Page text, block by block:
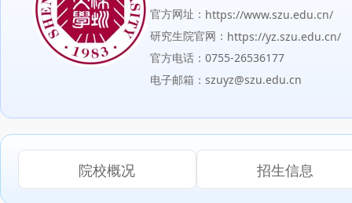
官方网址： https://www.szu.edu.cn/
研究生院官网： https://yz.szu.edu.cn/
官方电话：0755-26536177
电子邮箱：szuyz@szu.edu.cn
院校概况 招生信息